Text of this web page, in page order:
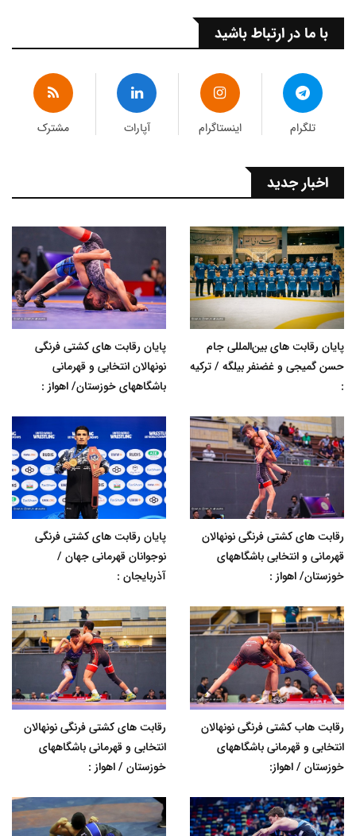
با ما در ارتباط باشید
تلگرام اینستاگرام آپارات مشترک
اخبار جدید
پایان رقابت های بین‌المللی جام
حسن گمیجی و غضنفر بیلگه / ترکیه
:
پایان رقابت های کشتی فرنگی
نونهالان انتخابی و قهرمانی
باشگاههای خوزستان/ اهواز :
رقابت های کشتی فرنگی نونهالان
قهرمانی و انتخابی باشگاههای
خوزستان/ اهواز :
پایان رقابت های کشتی فرنگی
نوجوانان قهرمانی جهان /
آذربایجان :
رقابت هاب کشتی فرنگی نونهالان
انتخابی و قهرمانی باشگاههای
خوزستان / اهواز:
رقابت های کشتی فرنگی نونهالان
انتخابی و قهرمانی باشگاههای
خوزستان / اهواز :